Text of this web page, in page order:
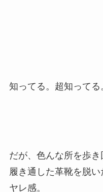
知ってる。超知ってる
だが、色んな所を歩
履き通した革靴を脱
ヤレ感。